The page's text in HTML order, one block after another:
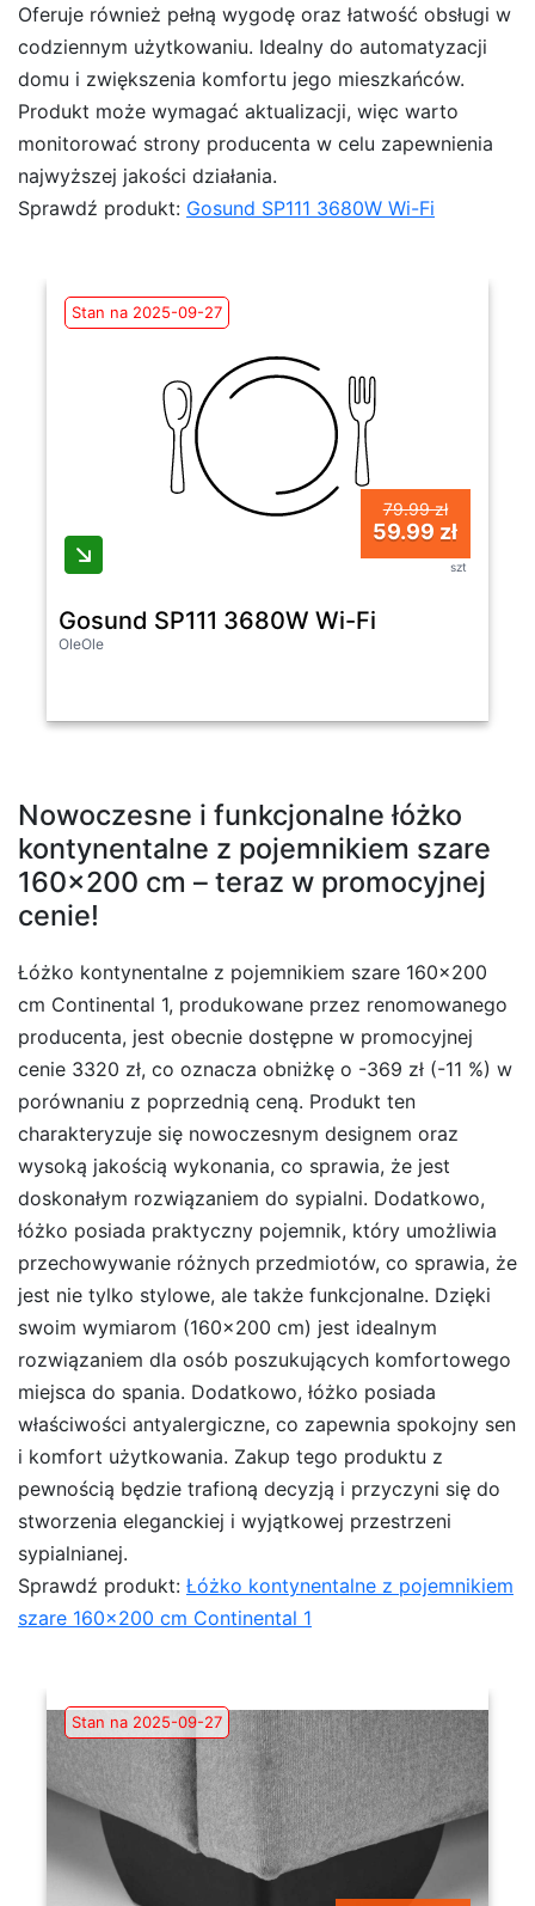
Oferuje również pełną wygodę oraz łatwość obsługi w
codziennym użytkowaniu. Idealny do automatyzacji
domu i zwiększenia komfortu jego mieszkańców.
Produkt może wymagać aktualizacji, więc warto
monitorować strony producenta w celu zapewnienia
najwyższej jakości działania.
Sprawdź produkt: Gosund SP111 3680W Wi-Fi
Stan na 2025-09-27
79.99 zł
59.99 zł
szt
Gosund SP111 3680W Wi-Fi
OleOle
Nowoczesne i funkcjonalne łóżko
kontynentalne z pojemnikiem szare
160×200 cm – teraz w promocyjnej
cenie!
Łóżko kontynentalne z pojemnikiem szare 160×200
cm Continental 1, produkowane przez renomowanego
producenta, jest obecnie dostępne w promocyjnej
cenie 3320 zł, co oznacza obniżkę o -369 zł (-11 %) w
porównaniu z poprzednią ceną. Produkt ten
charakteryzuje się nowoczesnym designem oraz
wysoką jakością wykonania, co sprawia, że jest
doskonałym rozwiązaniem do sypialni. Dodatkowo,
łóżko posiada praktyczny pojemnik, który umożliwia
przechowywanie różnych przedmiotów, co sprawia, że
jest nie tylko stylowe, ale także funkcjonalne. Dzięki
swoim wymiarom (160×200 cm) jest idealnym
rozwiązaniem dla osób poszukujących komfortowego
miejsca do spania. Dodatkowo, łóżko posiada
właściwości antyalergiczne, co zapewnia spokojny sen
i komfort użytkowania. Zakup tego produktu z
pewnością będzie trafioną decyzją i przyczyni się do
stworzenia eleganckiej i wyjątkowej przestrzeni
sypialnianej.
Sprawdź produkt: Łóżko kontynentalne z pojemnikiem
szare 160×200 cm Continental 1
Stan na 2025-09-27